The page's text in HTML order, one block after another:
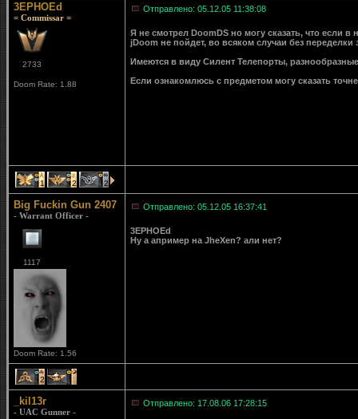
3EPHOEd
= Commissar =
2733
Doom Rate: 1.88
Отправлено: 05.12.05 11:38:08
Я не смотрел DoomDS но могу сказать, что если
jDoom не пойдет, во всяком случаи без переделки
Имеются в виду Силент Телепорты,
Если ознакомлюсь с предметом могу сказать
1 2 2
Big Fuckin Gun 2407
- Warrant Officer -
1117
Doom Rate: 1.56
Отправлено: 05.12.05 16:37:41
3EPHOEd
Ну а апример на JheXen? али нет?
2 1
_kil13r
- UAC Gunner -
Отправлено: 17.08.06 17:28:15